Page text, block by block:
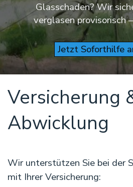
Glasschaden? Wir
verglasen provisorisch
Jetzt Soforthilfe
Versicherung
Abwicklung
Wir unterstützen Sie bei der
mit Ihrer Versicherung: